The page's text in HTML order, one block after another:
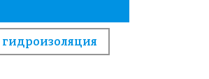
гидроизоляция